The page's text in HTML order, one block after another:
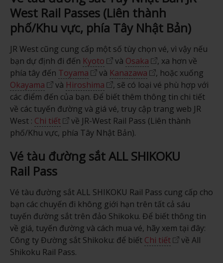
West Rail Passes (Liên thành
phố/Khu vực, phía Tây Nhật Bản)
JR West cũng cung cấp một số tùy chọn vé, vì vậy nếu
bạn dự định đi đến Kyoto và Osaka
, xa hơn về
phía tây đến Toyama và Kanazawa
, hoặc xuống
Okayama
và Hiroshima
, sẽ có loại vé phù hợp với
các điểm đến của bạn. Để biết thêm thông tin chi tiết
về các tuyến đường và giá vé, truy cập trang web JR
West : Chi tiết
về JR-West Rail Pass (Liên thành
phố/Khu vực, phía Tây Nhật Bản).
Vé tàu đường sắt ALL SHIKOKU
Rail Pass
Vé tàu đường sắt ALL SHIKOKU Rail Pass cung cấp cho
bạn các chuyến đi không giới hạn trên tất cả sáu
tuyến đường sắt trên đảo Shikoku. Để biết thông tin
về giá, tuyến đường và cách mua vé, hãy xem tại đây:
Công ty Đường sắt Shikoku: để biết Chi tiết
về All
Shikoku Rail Pass.